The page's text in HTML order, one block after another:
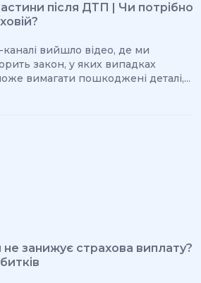
після ДТП | Чи потрібно
вийшло відео, де ми
закон, у яких випадках
вимагати пошкоджені деталі,...
не занижує страхова виплату?